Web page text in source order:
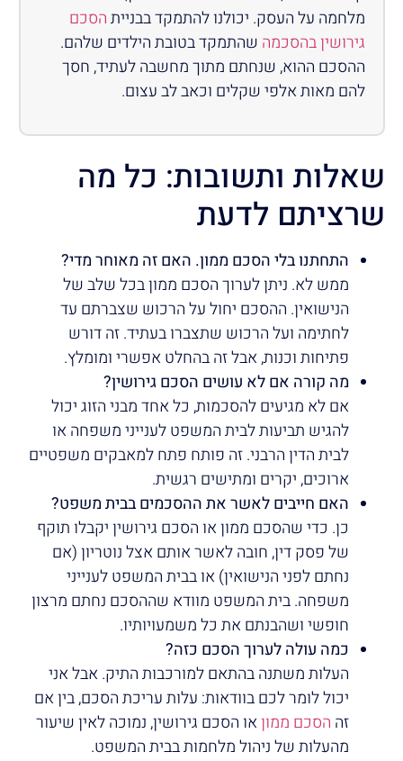
מלחמה על העסק. יכולנו להתמקד בבנייתהסכם
גירושין בהסכמה שהתמקד בטובת הילדים שלהם.
ההסכם ההוא, שנחתם מתוך מחשבה לעתיד, חסך
להם מאות אלפי שקלים וכאב לב עצום.
שאלות ותשובות: כל מה
שרציתם לדעת
התחתנו בלי הסכם ממון. האם זה מאוחר מדי?
ממש לא. ניתן לערוך הסכם ממון בכל שלב של
הנישואין. ההסכם יחול על הרכוש שצברתם עד
לחתימה ועל הרכוש שתצברו בעתיד. זה דורש
פתיחות וכנות, אבל זה בהחלט אפשרי ומומלץ.
מה קורה אם לא עושים הסכם גירושין?
אם לא מגיעים להסכמות, כל אחד מבני הזוג יכול
להגיש תביעות לבית המשפט לענייני משפחה או
לבית הדין הרבני. זה פותח פתח למאבקים משפטיים
ארוכים, יקרים ומתישים רגשית.
האם חייבים לאשר את ההסכמים בבית משפט?
כן. כדי שהסכם ממון או הסכם גירושין יקבלו תוקף
של פסק דין, חובה לאשר אותם אצל נוטריון (אם
נחתם לפני הנישואין) או בבית המשפט לענייני
משפחה. בית המשפט מוודא שההסכם נחתם מרצון
חופשי ושהבנתם את כל משמעויותיו.
כמה עולה לערוך הסכם כזה?
העלות משתנה בהתאם למורכבות התיק. אבל אני
יכול לומר לכם בוודאות: עלות עריכת הסכם, בין אם
זה הסכם ממוןאו הסכם גירושין, נמוכה לאין שיעור
מהעלות של ניהול מלחמות בבית המשפט.